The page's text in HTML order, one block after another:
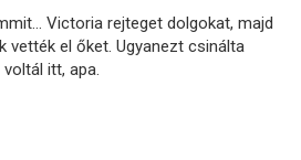
Victoria rejteget dolgokat, majd
vették el őket. Ugyanezt csinálta
itt, apa.